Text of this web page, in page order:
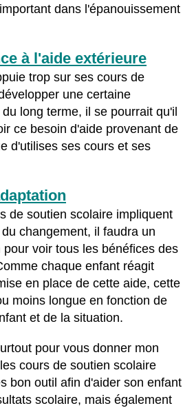
dans l'épanouissement
à l'aide extérieure
trop sur ses cours de
une certaine
long terme, il se pourrait qu'il
ce besoin d'aide provenant de
d'utilises ses cours et ses
de soutien scolaire impliquent
changement, il faudra un
voir tous les bénéfices des
chaque enfant réagit
en place de cette aide, cette
moins longue en fonction de
et de la situation.
pour vous donner mon
cours de soutien scolaire
bon outil afin d'aider son enfant
scolaire, mais également